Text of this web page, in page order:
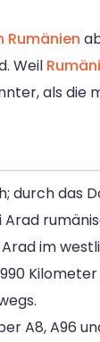
Rumänien
Weil
als die
das
im
Kilometer
A8, A96